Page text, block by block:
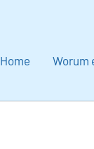
Home Worum